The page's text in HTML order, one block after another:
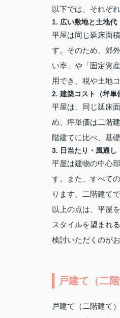
以下では、それぞ
1. 広い敷地と土地代
平屋は同じ延床面
す。そのため、郊
い率」や「固定資
用でき、税や土地
2. 建築コスト（坪単
平屋は、同じ延床
め、坪単価は二階
階建てに比べ、基
3. 日当たり・風通し
平屋は建物の中心
す。また、すべて
ります。二階建て
以上の点は、平屋
スタイルを望まれ
検討いただくのが
戸建て（二
戸建て（二階建て